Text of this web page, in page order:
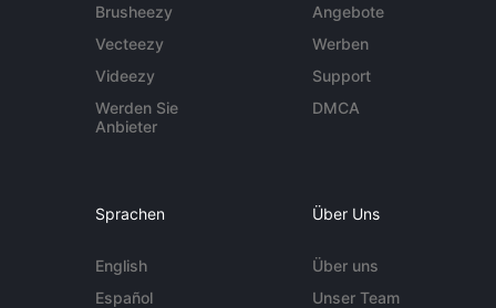
Brusheezy
Vecteezy
Videezy
Werden Sie
Anbieter
Angebote
Werben
Support
DMCA
Sprachen
English
Español
Über Uns
Über uns
Unser Team